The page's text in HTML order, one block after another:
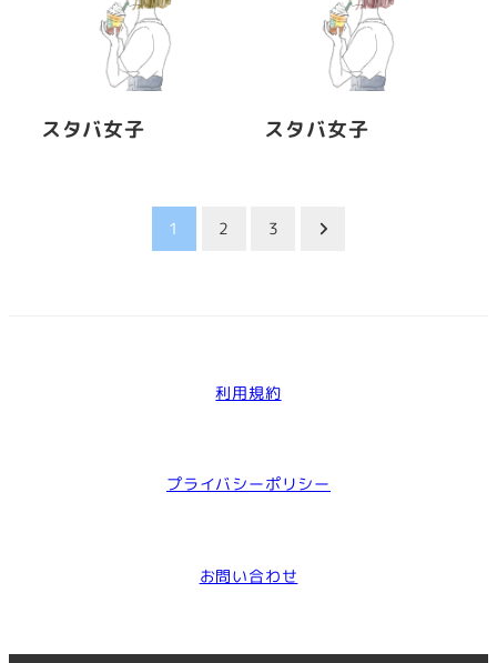
スタバ女子 スタバ女子
1 2 3
利用規約
プライバシーポリシー
お問い合わせ